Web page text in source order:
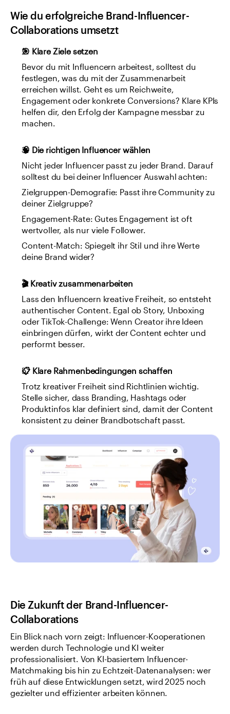
Wie du erfolgreiche Brand-Influencer-
Collaborations umsetzt
🎯 Klare Ziele setzen
Bevor du mit Influencern arbeitest, solltest du
festlegen, was du mit der Zusammenarbeit
erreichen willst. Geht es um Reichweite,
Engagement oder konkrete Conversions? Klare KPIs
helfen dir, den Erfolg der Kampagne messbar zu
machen.
🧠 Die richtigen Influencer wählen
Nicht jeder Influencer passt zu jeder Brand. Darauf
solltest du bei deiner Influencer Auswahl achten:
Zielgruppen-Demografie: Passt ihre Community zu
deiner Zielgruppe?
Engagement-Rate: Gutes Engagement ist oft
wertvoller, als nur viele Follower.
Content-Match: Spiegelt ihr Stil und ihre Werte
deine Brand wider?
🎬 Kreativ zusammenarbeiten
Lass den Influencern kreative Freiheit, so entsteht
authentischer Content. Egal ob Story, Unboxing
oder TikTok-Challenge: Wenn Creator ihre Ideen
einbringen dürfen, wirkt der Content echter und
performt besser.
📋 Klare Rahmenbedingungen schaffen
Trotz kreativer Freiheit sind Richtlinien wichtig.
Stelle sicher, dass Branding, Hashtags oder
Produktinfos klar definiert sind, damit der Content
konsistent zu deiner Brandbotschaft passt.
Die Zukunft der Brand-Influencer-
Collaborations
Ein Blick nach vorn zeigt: Influencer-Kooperationen
werden durch Technologie und KI weiter
professionalisiert. Von KI-basiertem Influencer-
Matchmaking bis hin zu Echtzeit-Datenanalysen: wer
früh auf diese Entwicklungen setzt, wird 2025 noch
gezielter und effizienter arbeiten können.